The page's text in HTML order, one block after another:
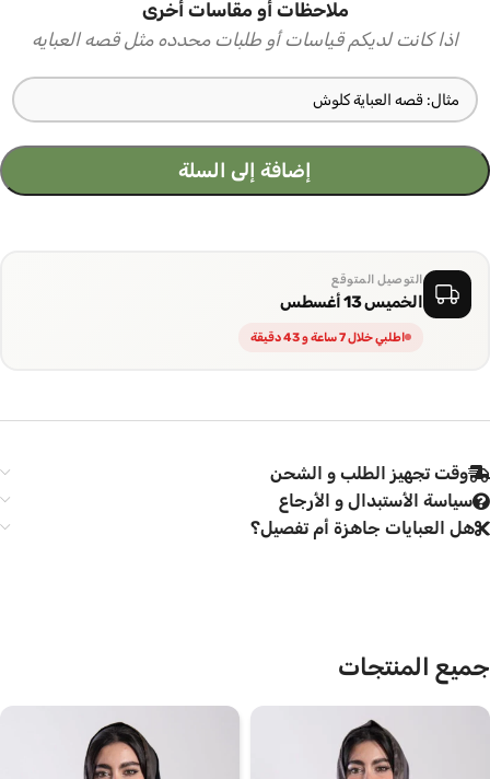
ملاحظات أو مقاسات أخرى
اذا كانت لديكم قياسات أو طلبات محدده مثل قصه العبايه
إضافة إلى السلة
التوصيل المتوقع
الخميس 13 أغسطس
اطلبي خلال 7 ساعة و 43 دقيقة
وقت تجهيز الطلب و الشحن
سياسة الأستبدال و الأرجاع
هل العبايات جاهزة أم تفصيل؟
جميع المنتجات